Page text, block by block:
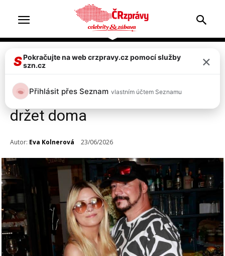
Celebrity
Mladá žena Bohuše Matuše
Lucie: Manžel mě nemůže
držet doma
Autor: Eva Kolnerová 23/06/2026
SPokračujte na web crzpravy.cz pomocí služby
szn.cz
×
Přihlásit přes Seznam vlastním účtem Seznamu